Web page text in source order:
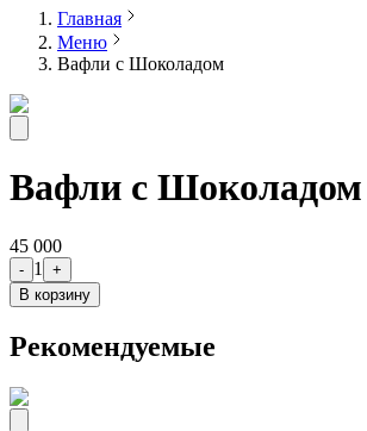
Главная
Меню
Вафли с Шоколадом
Вафли с Шоколадом
45 000
- 1
+
В корзину
Рекомендуемые